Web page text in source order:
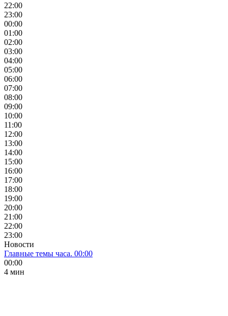
22:00
23:00
00:00
01:00
02:00
03:00
04:00
05:00
06:00
07:00
08:00
09:00
10:00
11:00
12:00
13:00
14:00
15:00
16:00
17:00
18:00
19:00
20:00
21:00
22:00
23:00
Новости
Главные темы часа. 00:00
00:00
4 мин